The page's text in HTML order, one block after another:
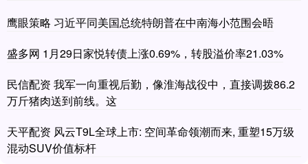
鹰眼策略 习近平同美国总统特朗普在中南海小范围会晤
盛多网 1月29日家悦转债上涨0.69%，转股溢价率21.03%
民信配资 我军一向重视后勤，像淮海战役中，直接调拨86.2
万斤猪肉送到前线。这
天平配资 风云T9L全球上市: 空间革命领潮而来, 重塑15万级
混动SUV价值标杆